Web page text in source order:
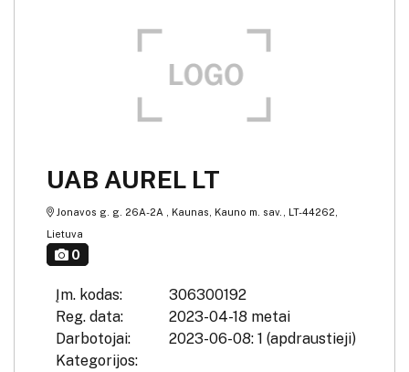
UAB AUREL LT
Jonavos g. g. 26A-2A , Kaunas, Kauno m. sav., LT-44262,
Lietuva
0
Įm. kodas:
306300192
Reg. data:
2023-04-18 metai
Darbotojai:
2023-06-08: 1 (apdraustieji)
Kategorijos: